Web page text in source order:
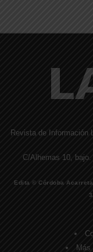
Revista de Información
C/Alhemas 10,
Edita © Córdoba Acarreta
Más